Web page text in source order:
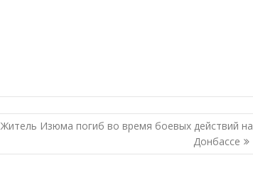
Житель Изюма погиб во время боевых действий на
Донбассе